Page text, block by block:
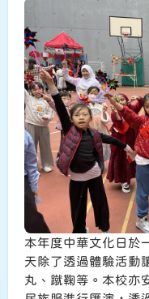
本年度中華文化日於
天除了透過體驗活動
丸、蹴鞠等。本校亦